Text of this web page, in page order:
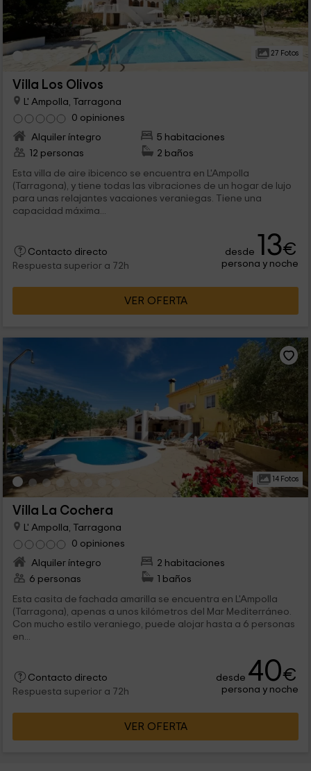
27 Fotos
Villa Los Olivos
L' Ampolla, Tarragona
0 opiniones
Alquiler íntegro
5 habitaciones
12 personas
2 baños
Esta villa de aire ibicenco se encuentra en L'Ampolla
(Tarragona), y tiene todas las vibraciones de un hogar de lujo
para unas relajantes vacaiones veraniegas. Tiene una
capacidad máxima...
Contacto directo
Respuesta superior a 72h
desde 13€
persona y noche
VER OFERTA
14 Fotos
Villa La Cochera
L' Ampolla, Tarragona
0 opiniones
Alquiler íntegro
2 habitaciones
6 personas
1 baños
Esta casita de fachada amarilla se encuentra en L'Ampolla
(Tarragona), apenas a unos kilómetros del Mar Mediterráneo.
Con mucho estilo veraniego, puede alojar hasta a 6 personas
en...
Contacto directo
Respuesta superior a 72h
desde 40€
persona y noche
VER OFERTA